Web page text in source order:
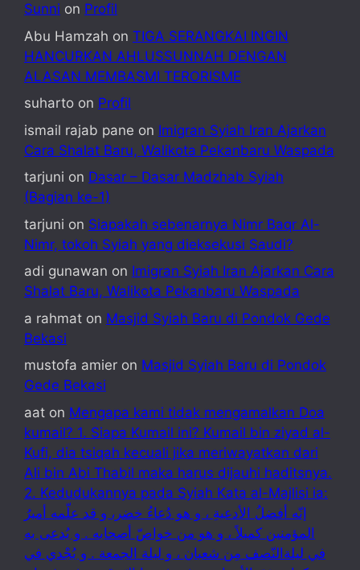
Sunni on Profil
Abu Hamzah on TIGA SERANGKAI INGIN
HANCURKAN AHLUSSUNNAH DENGAN
ALASAN MEMBASMI TERORISME
suharto on Profil
ismail rajab pane on Imigran Syiah Iran Ajarkan
Cara Shalat Baru, Walikota Pekanbaru Waspada
tarjuni on Dasar – Dasar Madzhab Syiah
(Bagian ke-1)
tarjuni on Siapakah sebenarnya Nimr Baqr Al-
Nimr, tokoh Syiah yang dieksekusi Saudi?
adi gunawan on Imigran Syiah Iran Ajarkan Cara
Shalat Baru, Walikota Pekanbaru Waspada
a rahmat on Masjid Syiah Baru di Pondok Gede
Bekasi
mustofa amier on Masjid Syiah Baru di Pondok
Gede Bekasi
aat on Mengapa kami tidak mengamalkan Doa
kumail? 1. Siapa Kumail ini? Kumail bin ziyad al-
Kufi, dia tsiqah kecuali jika meriwayatkan dari
Ali bin Abi Thabil maka harus dijauhi haditsnya.
2. Kedudukannya pada Syiah Kata al-Majlisi ia:
إنّه أفضلُ الأدعيةِ ، و هو دُعاءُ خضر، و قد علّمه أميرُ
المؤمنين كميلاً ، و هو من خواصّ أصحابه . و يُدعى به
في ليلةالنّصف مِن شعبان ، و ليلة الجمعة . و يُجْدي في